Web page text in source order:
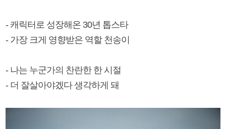
- 캐릭터로 성장해온 30년 톱스타
- 가장 크게 영향받은 역할 천송이
- 나는 누군가의 찬란한 한 시절
- 더 잘살아야겠다 생각하게 돼